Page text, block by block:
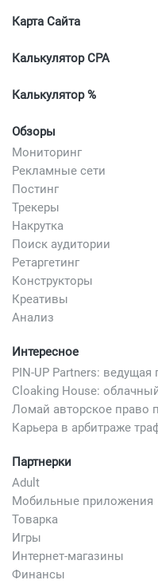
Карта Сайта
Калькулятор CPA
Калькулятор %
Обзоры
Мониторинг
Рекламные сети
Постинг
Трекеры
Накрутка
Поиск аудитории
Ретаргетинг
Конструкторы
Креативы
Анализ
Интересное
Партнерки
Adult
Мобильные приложения
Товарка
Игры
Интернет-магазины
Финансы